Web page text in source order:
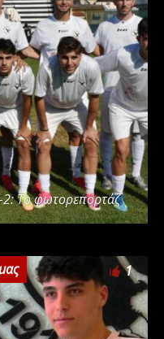
Το φωτορεπορτάζ
1